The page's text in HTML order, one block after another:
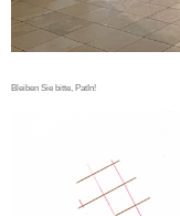
Bleiben Sie bitte, PatIn!